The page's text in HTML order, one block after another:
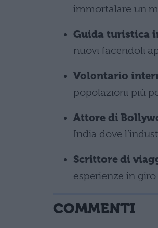
immortalare un
Guida turistica
nuovi facendoli
Volontario
popolazioni più
Attore di
India dove
Scrittore di
esperienze in
COMMENTI